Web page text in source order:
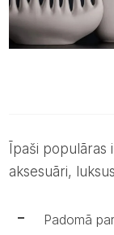
aksesuāri,
Padomā